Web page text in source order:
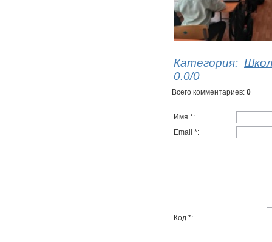
Категория:
0.0/0
Всего комментариев: 0
Имя *:
Email *:
Код *: